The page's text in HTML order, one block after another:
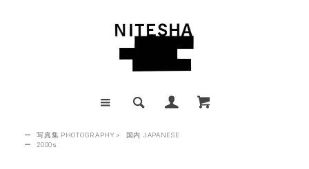
ー 写真集 PHOTOGRAPHY >
国内 JAPANESE
ー
2000s